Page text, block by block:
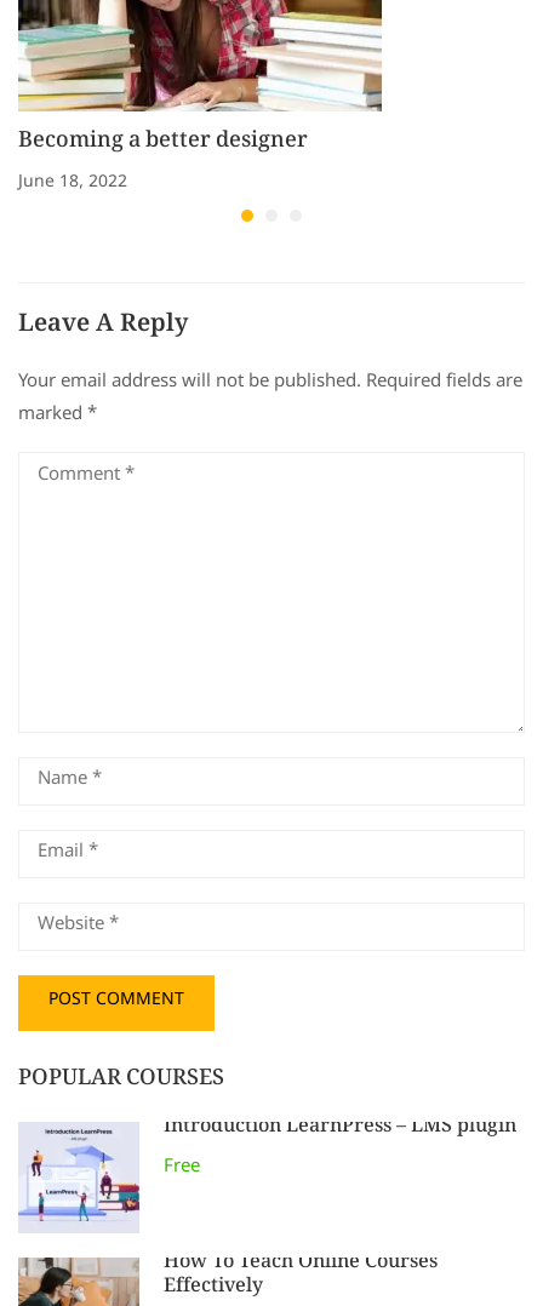
Becoming a better designer
June 18, 2022
Leave A Reply
Your email address will not be published. Required fields are
marked *
POPULAR COURSES
Introduction LearnPress – LMS plugin
Free
How To Teach Online Courses
Effectively